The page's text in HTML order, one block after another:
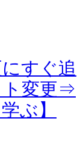
すぐ追
ト変更⇒
ぶ】